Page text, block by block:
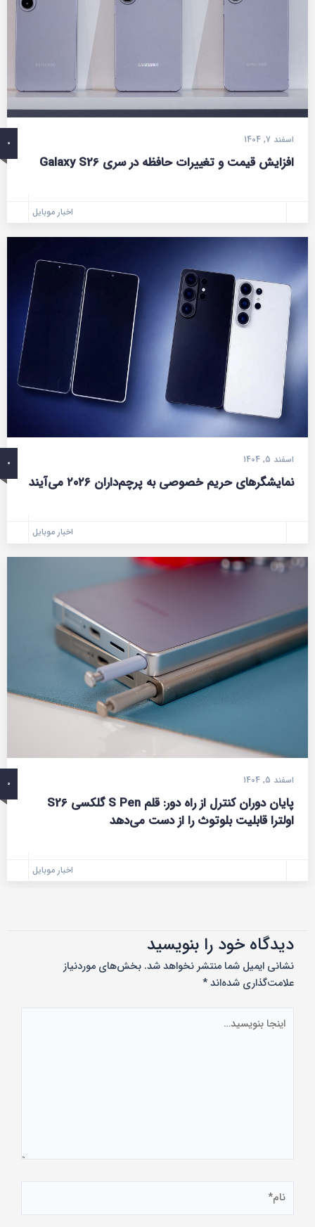
0 اسفند 7, 1404
افزایش قیمت و تغییرات حافظه در سری Galaxy S26
اخبار موبایل
0 اسفند 5, 1404
نمایشگرهای حریم خصوصی به پرچم‌داران ۲۰۲۶ می‌آیند
اخبار موبایل
0 اسفند 5, 1404
پایان دوران کنترل از راه دور: قلم S Pen گلکسی S26
اولترا قابلیت بلوتوث را از دست می‌دهد
اخبار موبایل
دیدگاه‌ خود را بنویسید
نشانی ایمیل شما منتشر نخواهد شد. بخش‌های موردنیاز
علامت‌گذاری شده‌اند*
بنویسید…